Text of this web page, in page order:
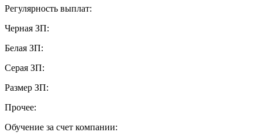
Регулярность выплат:
Черная ЗП:
Белая ЗП:
Серая ЗП:
Размер ЗП:
Прочее:
Обучение за счет компании: